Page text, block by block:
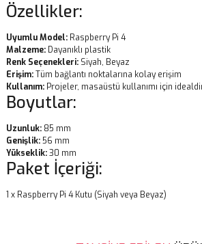
Özellikler:
Uyumlu Model: Raspberry Pi 4
Malzeme: Dayanıklı plastik
Renk Seçenekleri: Siyah, Beyaz
Erişim:Tüm bağlantı noktalarına kolay erişim
Kullanım: Projeler, masaüstü kullanımı için
Boyutlar:
Uzunluk: 85 mm
Genişlik:56 mm
Yükseklik:30 mm
Paket İçeriği:
1 x Raspberry Pi 4 Kutu (Siyah veya Beyaz)